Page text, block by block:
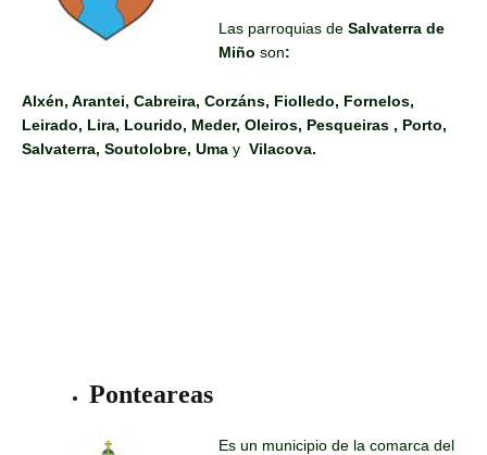
Las parroquias de Salvaterra de
Miño son:
Alxén, Arantei, Cabreira, Corzáns, Fiolledo, Fornelos,
Leirado, Lira, Lourido, Meder, Oleiros, Pesqueiras , Porto,
Salvaterra, Soutolobre, Uma y Vilacova.
Ponteareas
Es un municipio de la comarca del